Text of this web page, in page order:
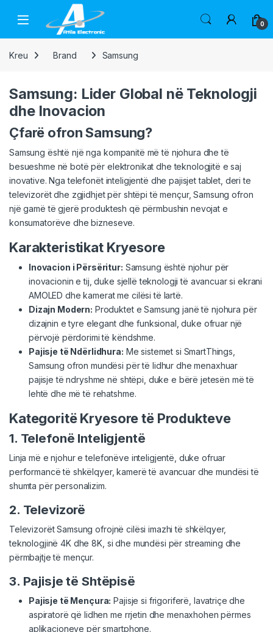
Skip to navigation
Open 0
Kreu Brand Samsung
Samsung: Lider Global në Teknologji
dhe Inovacion
Çfarë ofron Samsung?
Samsung është një nga kompanitë më të njohura dhe të
besueshme në botë për elektronikat dhe teknologjitë e saj
inovative. Nga telefonët inteligjentë dhe pajisjet tablet, deri te
televizorët dhe zgjidhjet për shtëpi të mençur, Samsung ofron
një gamë të gjerë produktesh që përmbushin nevojat e
konsumatorëve dhe bizneseve.
Karakteristikat Kryesore
Inovacion i Përsëritur: Samsung është njohur për
inovacionin e tij, duke sjellë teknologji të avancuar si ekrani
AMOLED dhe kamerat me cilësi të lartë.
Dizajn Modern: Produktet e Samsung janë të njohura për
dizajnin e tyre elegant dhe funksional, duke ofruar një
përvojë përdorimi të këndshme.
Pajisje të Ndërlidhura: Me sistemet si SmartThings,
Samsung ofron mundësi për të lidhur dhe menaxhuar
pajisje të ndryshme në shtëpi, duke e bërë jetesën më të
lehtë dhe më të rehatshme.
Kategoritë Kryesore të Produkteve
1. Telefonë Inteligjentë
Linja më e njohur e telefonëve inteligjentë, duke ofruar
performancë të shkëlqyer, kamerë të avancuar dhe mundësi të
shumta për personalizim.
2. Televizorë
Televizorët Samsung ofrojnë cilësi imazhi të shkëlqyer,
teknologjinë 4K dhe 8K, si dhe mundësi për streaming dhe
përmbajtje të mençur.
3. Pajisje të Shtëpisë
Pajisje të Mençura: Pajisje si frigoriferë, lavatriçe dhe
aspiratorë që lidhen me rrjetin dhe menaxhohen përmes
aplikacioneve për smartphone.